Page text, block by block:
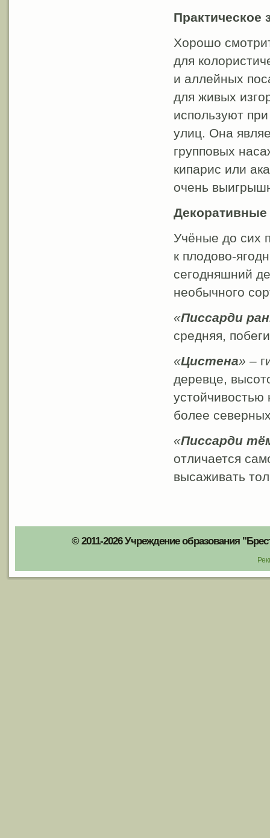
Практическое
Хорошо
для
и аллейных
для живых
используют
улиц. Она
групповых
кипарис или
очень
Учёные до сих
к плодово-
сегодняшний
необычного
«Писсарди
средняя,
«Цистена» –
деревце,
более
«Писсарди
отличается
высаживать
© 2011-2026 Учреждение образования